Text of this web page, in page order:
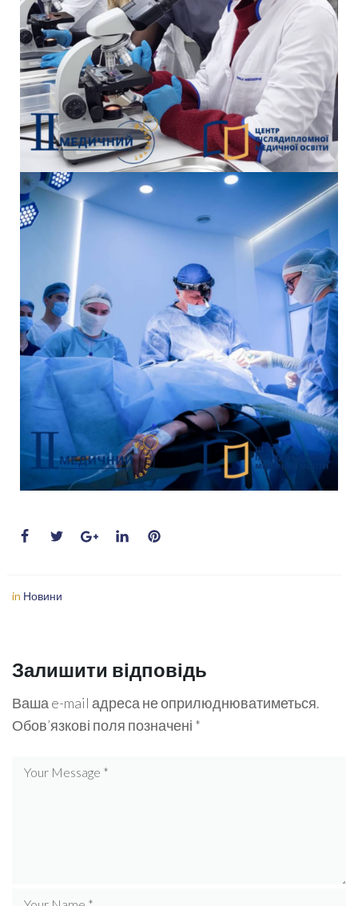
in Новини
Залишити відповідь
Ваша e-mail адреса не оприлюднюватиметься.
Обов’язкові поля позначені *